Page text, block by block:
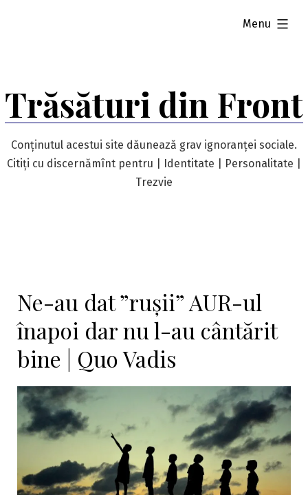
Trăsături din Front
Conținutul acestui site dăunează grav ignoranței sociale.
Citiți cu discernămînt pentru | Identitate | Personalitate |
Trezvie
Menu
expanded
Ne-au dat ”rușii” AUR-ul
înapoi dar nu l-au cântărit
bine | Quo Vadis